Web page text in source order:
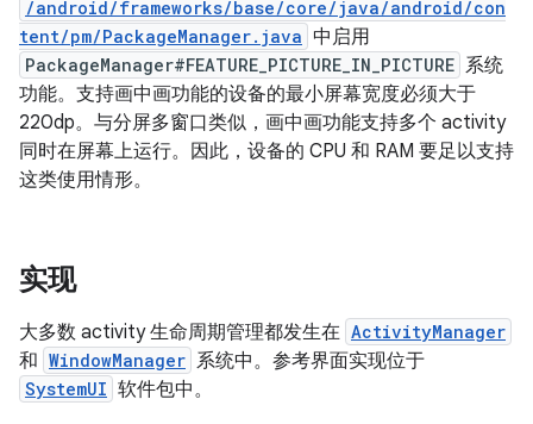
/android/frameworks/base/core/java/android/con
tent/pm/PackageManager.java 中启用
PackageManager#FEATURE_PICTURE_IN_PICTURE 系统
功能。支持画中画功能的设备的最小屏幕宽度必须大于
220dp。与分屏多窗口类似，画中画功能支持多个 activity
同时在屏幕上运行。因此，设备的 CPU 和 RAM 要足以支持
这类使用情形。
实现
大多数 activity 生命周期管理都发生在 ActivityManager
和 WindowManager 系统中。参考界面实现位于
SystemUI 软件包中。